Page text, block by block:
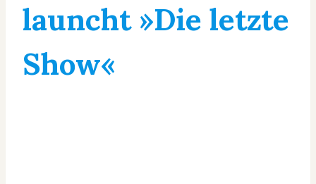
launcht »Die letzte
Show«